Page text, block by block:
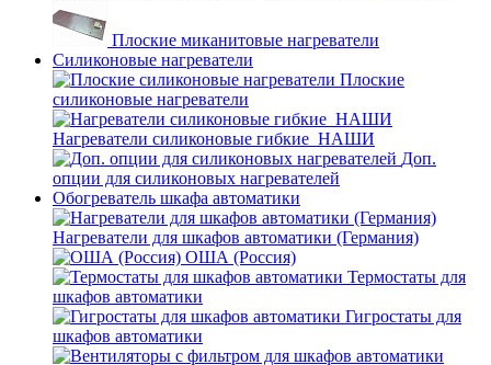
Плоские миканитовые нагреватели
Силиконовые нагреватели
Плоские
силиконовые нагреватели
Нагреватели силиконовые гибкие_НАШИ
Доп.
опции для силиконовых нагревателей
Обогреватель шкафа автоматики
Нагреватели для шкафов автоматики (Германия)
ОША (Россия)
Термостаты для
шкафов автоматики
Гигростаты для
шкафов автоматики